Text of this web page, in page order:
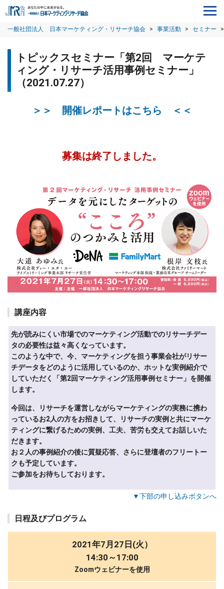
一般社団法人 日本マーケティング・リサーチ協会 > 事業活動 > セミナー >
トピックスセミナー「第2回 マーケテ
ィング・リサーチ活用事例セミナー」
（2021.07.27）
＞＞ 開催レポートはこちら ＜＜
募集は終了しました。
講座内容
先が読みにくい市場でのマーケティング活動でのリサーチデー
タの必要性は益々高くなっています。
このような中で、今、マーケティングを担う事業会社がリサー
チデータをどのように活用しているのか、ホットな実例紹介で
していただく「第2回マーケティング活用事例セミナー」を開催
します。
今回は、リサーチを運営しながらマーケティングの実務に携わ
っているお2人の方をお招きして、リサーチの実例と共にマーケ
ティングに繋げるための実例、工夫、苦労も交えてお話しいた
だきます。
お２人の事例紹介の後に質疑応答、さらに登壇者のフリートー
クも予定しています。
ご参加をお待ちしております。
▼下部の申し込みボタンへ
日程及びプログラム
2021年7月27日(火）
14:30～17:00
Zoomウェビナーを使用